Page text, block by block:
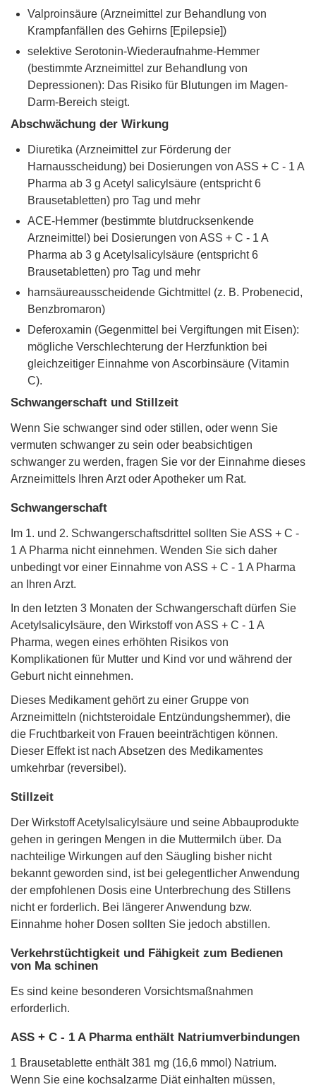
Valproinsäure (Arzneimittel zur Behandlung von
Krampfanfällen des Gehirns [Epilepsie])
selektive Serotonin-Wiederaufnahme-Hemmer
(bestimmte Arzneimittel zur Behandlung von
Depressionen): Das Risiko für Blutungen im Magen-
Darm-Bereich steigt.
Abschwächung der Wirkung
Diuretika (Arzneimittel zur Förderung der
Harnausscheidung) bei Dosierungen von ASS + C - 1 A
Pharma ab 3 g Acetyl salicylsäure (entspricht 6
Brausetabletten) pro Tag und mehr
ACE-Hemmer (bestimmte blutdrucksenkende
Arzneimittel) bei Dosierungen von ASS + C - 1 A
Pharma ab 3 g Acetylsalicylsäure (entspricht 6
Brausetabletten) pro Tag und mehr
harnsäureausscheidende Gichtmittel (z. B. Probenecid,
Benzbromaron)
Deferoxamin (Gegenmittel bei Vergiftungen mit Eisen):
mögliche Verschlechterung der Herzfunktion bei
gleichzeitiger Einnahme von Ascorbinsäure (Vitamin
C).
Schwangerschaft und Stillzeit
Wenn Sie schwanger sind oder stillen, oder wenn Sie
vermuten schwanger zu sein oder beabsichtigen
schwanger zu werden, fragen Sie vor der Einnahme dieses
Arzneimittels Ihren Arzt oder Apotheker um Rat.
Schwangerschaft
Im 1. und 2. Schwangerschaftsdrittel sollten Sie ASS + C -
1 A Pharma nicht einnehmen. Wenden Sie sich daher
unbedingt vor einer Einnahme von ASS + C - 1 A Pharma
an Ihren Arzt.
In den letzten 3 Monaten der Schwangerschaft dürfen Sie
Acetylsalicylsäure, den Wirkstoff von ASS + C - 1 A
Pharma, wegen eines erhöhten Risikos von
Komplikationen für Mutter und Kind vor und während der
Geburt nicht einnehmen.
Dieses Medikament gehört zu einer Gruppe von
Arzneimitteln (nichtsteroidale Entzündungshemmer), die
die Fruchtbarkeit von Frauen beeinträchtigen können.
Dieser Effekt ist nach Absetzen des Medikamentes
umkehrbar (reversibel).
Stillzeit
Der Wirkstoff Acetylsalicylsäure und seine Abbauprodukte
gehen in geringen Mengen in die Muttermilch über. Da
nachteilige Wirkungen auf den Säugling bisher nicht
bekannt geworden sind, ist bei gelegentlicher Anwendung
der empfohlenen Dosis eine Unterbrechung des Stillens
nicht er forderlich. Bei längerer Anwendung bzw.
Einnahme hoher Dosen sollten Sie jedoch abstillen.
Verkehrstüchtigkeit und Fähigkeit zum Bedienen
von Ma schinen
Es sind keine besonderen Vorsichtsmaßnahmen
erforderlich.
ASS + C - 1 A Pharma enthält Natriumverbindungen
1 Brausetablette enthält 381 mg (16,6 mmol) Natrium.
Wenn Sie eine kochsalzarme Diät einhalten müssen,